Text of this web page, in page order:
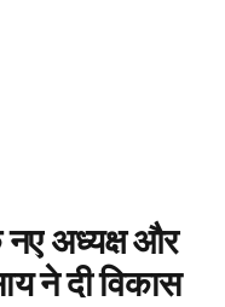
नए अध्यक्ष और
ने दी विकास